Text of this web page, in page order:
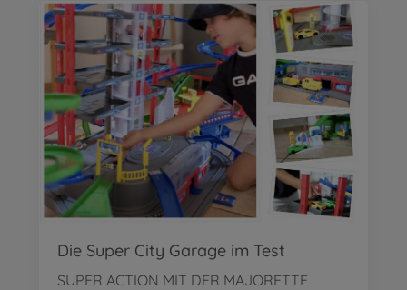
Die Super City Garage im Test
SUPER ACTION MIT DER MAJORETTE